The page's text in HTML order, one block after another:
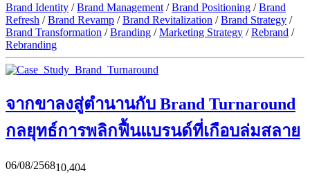
Brand Identity /Brand Management /Brand Positioning /Brand
Refresh /Brand Revamp /Brand Revitalization /Brand Strategy /
Brand Transformation /Branding /Marketing Strategy /Rebrand /
Rebranding
จากขาลงสู่ตำนานกับ Brand Turnaround
กลยุทธ์การพลิกฟื้นแบรนด์ที่เกือบล่มสลาย
06/08/256810,404